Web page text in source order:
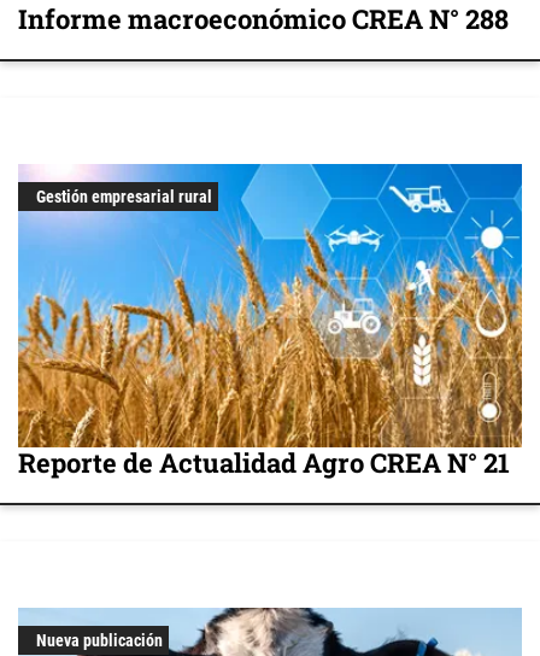
Informe macroeconómico CREA N° 288
Gestión empresarial rural
Reporte de Actualidad Agro CREA N° 21
Nueva publicación